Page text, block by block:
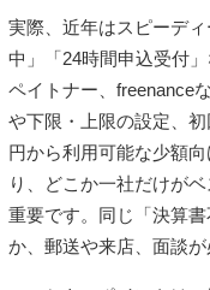
実際、近年はスピーデ
中」「24時間申込受付
ペイトナー、freenance
や下限・上限の設定、
円から利用可能な少額
り、どこか一社だけが
重要です。同じ「決算
か、郵送や来店、面談が